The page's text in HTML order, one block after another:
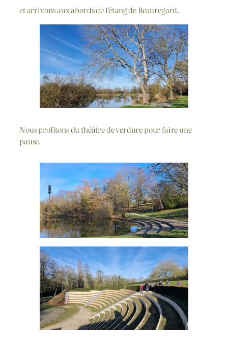
et arrivons aux abords de l’étang de Beauregard.
Nous profitons du théâtre de verdure pour faire une
pause.